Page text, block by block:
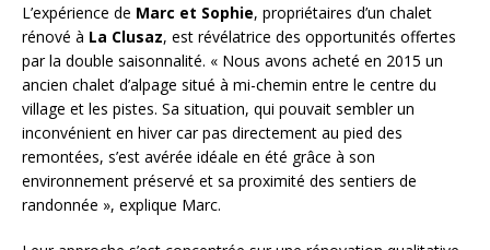
L’expérience de Marc et Sophie, propriétaires d’un chalet
rénové à La Clusaz, est révélatrice des opportunités offertes
par la double saisonnalité. « Nous avons acheté en 2015 un
ancien chalet d’alpage situé à mi-chemin entre le centre du
village et les pistes. Sa situation, qui pouvait sembler un
inconvénient en hiver car pas directement au pied des
remontées, s’est avérée idéale en été grâce à son
environnement préservé et sa proximité des sentiers de
randonnée », explique Marc.